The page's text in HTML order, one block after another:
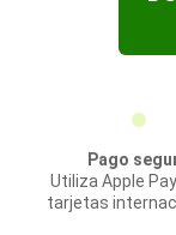
Pago
Utiliza Apple
tarjetas